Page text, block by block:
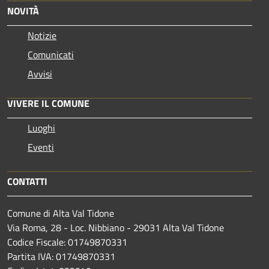
NOVITÀ
Notizie
Comunicati
Avvisi
VIVERE IL COMUNE
Luoghi
Eventi
CONTATTI
Comune di Alta Val Tidone
Via Roma, 28 - Loc. Nibbiano - 29031 Alta Val Tidone
Codice Fiscale: 01749870331
Partita IVA: 01749870331